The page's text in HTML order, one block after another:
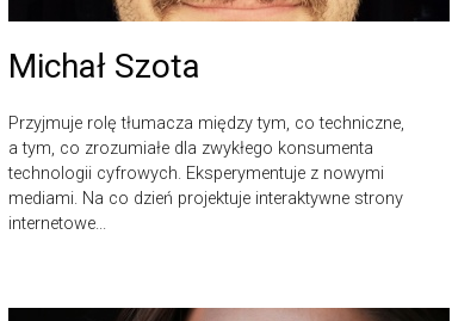
Michał Szota
Przyjmuje rolę tłumacza między tym, co techniczne,
a tym, co zrozumiałe dla zwykłego konsumenta
technologii cyfrowych. Eksperymentuje z nowymi
mediami. Na co dzień projektuje interaktywne strony
internetowe...